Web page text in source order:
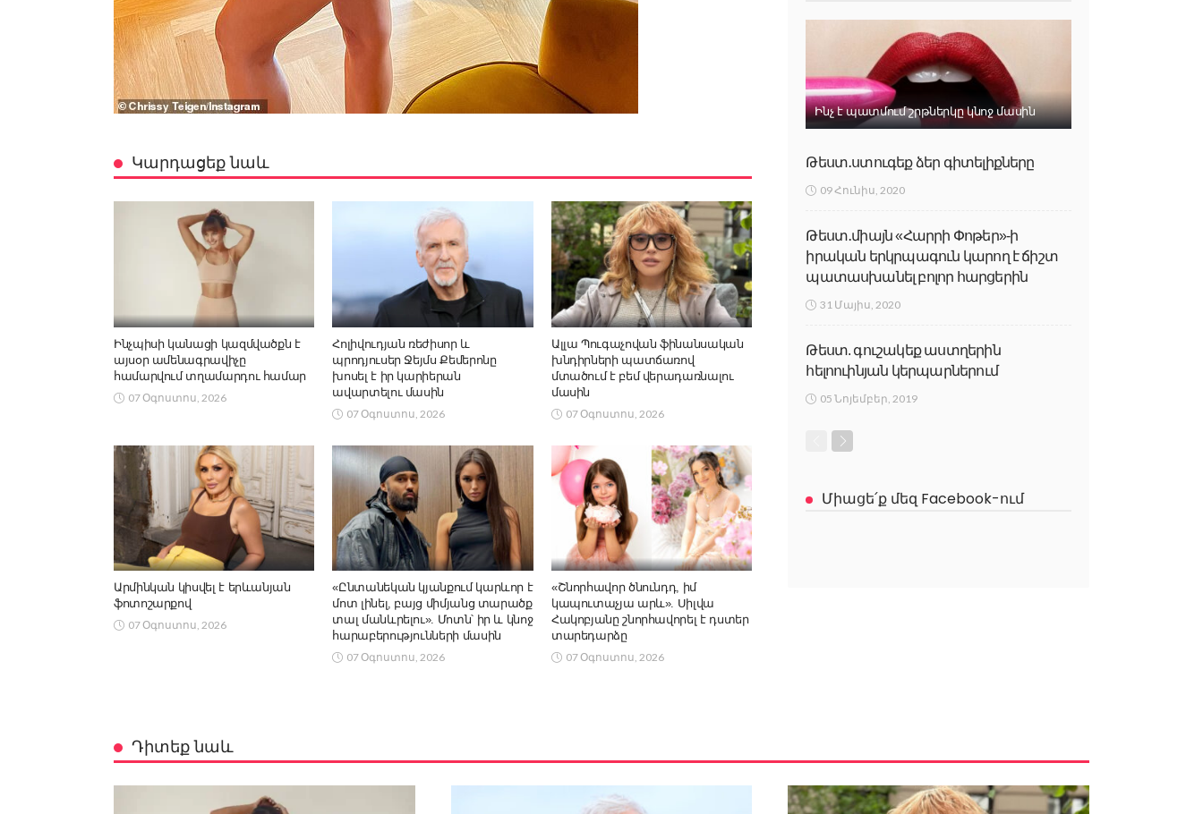
Կարդացեք նաև
Ինչպիսի կանացի կազմվածքն է
այսօր ամենագրավիչը
համարվում տղամարդու համար
07 Օգոստոս, 2026
Հոլիվուդյան ռեժիսոր և
պրոդյուսեր Ջեյմս Քեմերոնը
խոսել է իր կարիերան
ավարտելու մասին
07 Օգոստոս, 2026
Ալլա Պուգաչովան ֆինանսական
խնդիրների պատճառով
մտածում է բեմ վերադառնալու
մասին
07 Օգոստոս, 2026
Արմինկան կիսվել է երևանյան
ֆոտոշարքով
07 Օգոստոս, 2026
«Ընտանեկան կյանքում կարևոր է
մոտ լինել, բայց միմյանց տարածք
տալ մանևրելու». Մոտն՝ իր և կնոջ
հարաբերությունների մասին
07 Օգոստոս, 2026
«Շնորհավոր ծնունդդ, իմ
կապուտաչյա արև». Սիլվա
Հակոբյանը շնորհավորել է դստեր
տարեդարձը
07 Օգոստոս, 2026
Ինչ է պատմում շրթներկը կնոջ մասին
Թեստ․ստուգեք ձեր գիտելիքները
09 Հունիս, 2020
Թեստ․միայն «Հարրի Փոթեր»-ի
իրական երկրպագուն կարող է ճիշտ
պատասխանել բոլոր հարցերին
31 Մայիս, 2020
Թեստ. գուշակեք աստղերին
հելոուինյան կերպարներում
05 Նոյեմբեր, 2019
Միացե՛ք մեզ Facebook-ում
Դիտեք նաև